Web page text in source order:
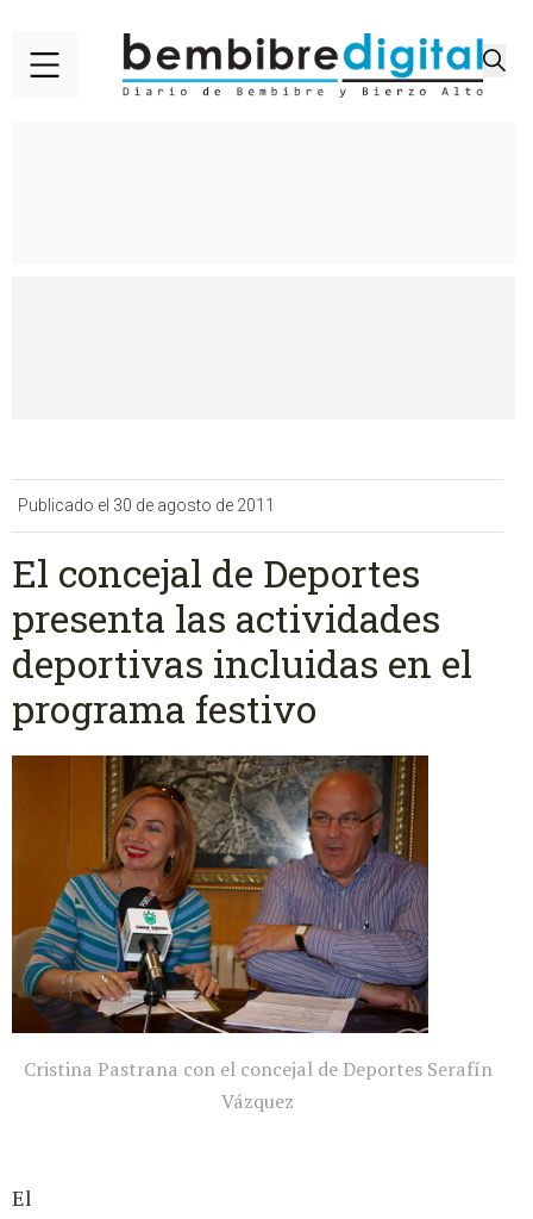
Publicado el 30 de agosto de 2011
El concejal de Deportes
presenta las actividades
deportivas incluidas en el
programa festivo
Cristina Pastrana con el concejal de Deportes Serafín
Vázquez
El